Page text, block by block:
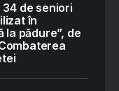
de seniori
în
la pădure”, de